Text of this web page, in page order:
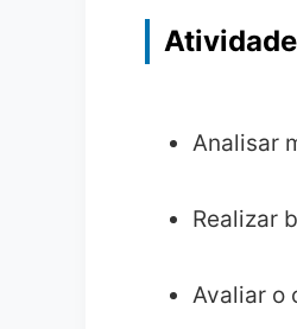
Analisar
Realizar
Avaliar o